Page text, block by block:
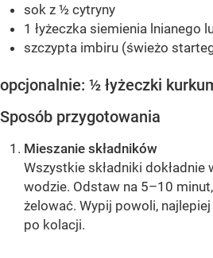
sok z ½ cytryny
1 łyżeczka siemienia lnianego
szczypta imbiru (świeżo
opcjonalnie: ½ łyżeczki
Sposób przygotowania
Mieszanie składników
Wszystkie składniki dokładnie
wodzie. Odstaw na 5–10
żelować. Wypij powoli,
po kolacji.